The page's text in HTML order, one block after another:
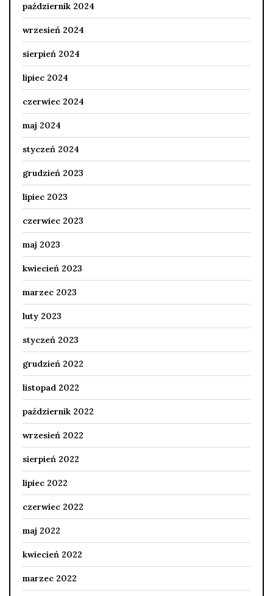
październik 2024
wrzesień 2024
sierpień 2024
lipiec 2024
czerwiec 2024
maj 2024
styczeń 2024
grudzień 2023
lipiec 2023
czerwiec 2023
maj 2023
kwiecień 2023
marzec 2023
luty 2023
styczeń 2023
grudzień 2022
listopad 2022
październik 2022
wrzesień 2022
sierpień 2022
lipiec 2022
czerwiec 2022
maj 2022
kwiecień 2022
marzec 2022